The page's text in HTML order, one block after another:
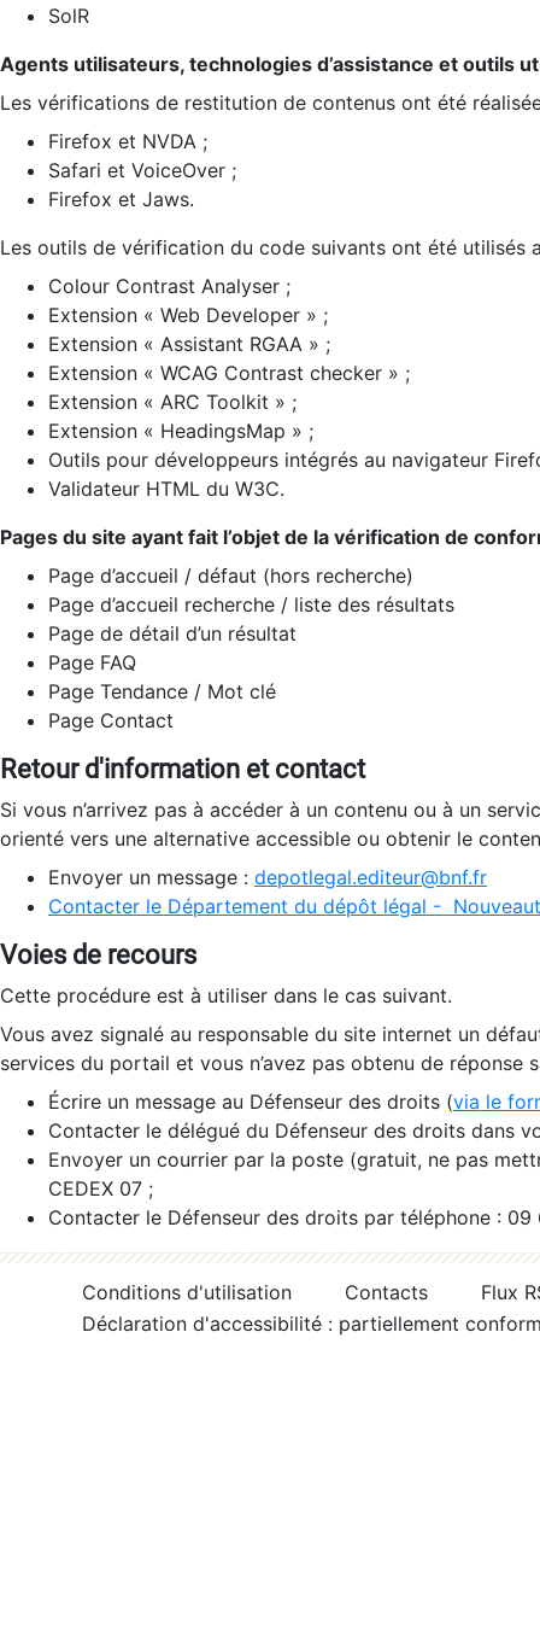
SolR
Agents utilisateurs, technologies d’assistance et outils
Les vérifications de restitution de contenus ont été
Firefox et NVDA ;
Safari et VoiceOver ;
Firefox et Jaws.
Les outils de vérification du code suivants ont été utilisés
Colour Contrast Analyser ;
Extension « Web Developer » ;
Extension « Assistant RGAA » ;
Extension « WCAG Contrast checker » ;
Extension « ARC Toolkit » ;
Extension « HeadingsMap » ;
Outils pour développeurs intégrés au navigateur
Validateur HTML du W3C.
Pages du site ayant fait l’objet de la vérification de
Page d’accueil / défaut (hors recherche)
Page d’accueil recherche / liste des résultats
Page de détail d’un résultat
Page FAQ
Page Tendance / Mot clé
Page Contact
Retour d'information et contact
Si vous n’arrivez pas à accéder à un contenu ou à un
orienté vers une alternative accessible ou obtenir le
Envoyer un message : depotlegal.editeur@bnf.fr
Contacter le Département du dépôt légal -
Voies de recours
Cette procédure est à utiliser dans le cas suivant.
Vous avez signalé au responsable du site internet un
services du portail et vous n’avez pas obtenu de réponse
Écrire un message au Défenseur des droits (via le
Contacter le délégué du Défenseur des droits dans
Envoyer un courrier par la poste (gratuit, ne pas
CEDEX 07 ;
Contacter le Défenseur des droits par téléphone :
Conditions d'utilisation Contacts
Flux
Déclaration d'accessibilité : partiellement